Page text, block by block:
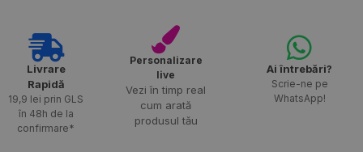
Livrare
Rapidă​
19,9 lei prin GLS
în 48h de la
confirmare*
Personalizare
live
Vezi în timp real
cum arată
produsul tău
Ai întrebări?
Scrie-ne pe
WhatsApp!